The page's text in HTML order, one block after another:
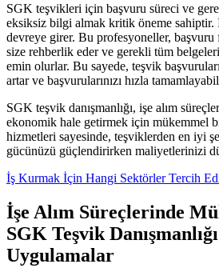
SGK teşvikleri için başvuru süreci ve
eksiksiz bilgi almak kritik öneme sahiptir.
devreye girer. Bu profesyoneller, başvuru
size rehberlik eder ve gerekli tüm
emin olurlar. Bu sayede, teşvik
artar ve başvurularınızı hızla
SGK teşvik danışmanlığı, işe alım
ekonomik hale getirmek için mükemmel
hizmetleri sayesinde, teşviklerden en iyi
gücünüzü güçlendirirken maliyetlerinizi
İş Kurmak İçin Hangi Sektörler Tercih
İşe Alım Süreçlerinde
SGK Teşvik
Uygulamalar